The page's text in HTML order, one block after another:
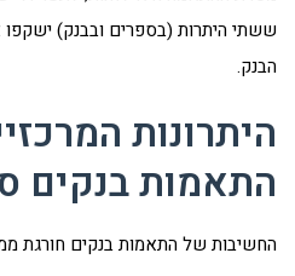
ששתי היתרות (בספרים ובבנק)
הבנק.
היתרונות
התאמות בנקים
החשיבות של התאמות בנקים חורגת